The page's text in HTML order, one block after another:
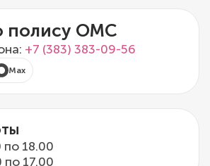
полису ОМС
+7 (383) 383-09-56
Max
по 18.00
по 17.00